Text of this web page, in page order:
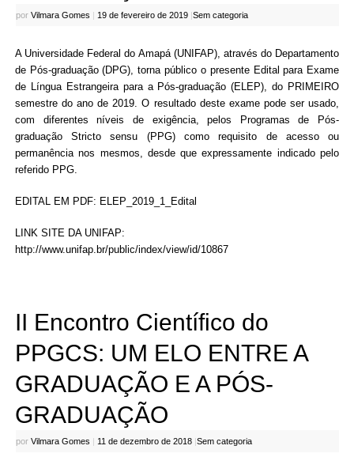
por Vilmara Gomes 19 de fevereiro de 2019 Sem categoria
A Universidade Federal do Amapá (UNIFAP), através do Departamento
de Pós-graduação (DPG), torna público o presente Edital para Exame
de Língua Estrangeira para a Pós-graduação (ELEP), do PRIMEIRO
semestre do ano de 2019. O resultado deste exame pode ser usado,
com diferentes níveis de exigência, pelos Programas de Pós-
graduação Stricto sensu (PPG) como requisito de acesso ou
permanência nos mesmos, desde que expressamente indicado pelo
referido PPG.
EDITAL EM PDF: ELEP_2019_1_Edital
LINK SITE DA UNIFAP:
http://www.unifap.br/public/index/view/id/10867
II Encontro Científico do
PPGCS: UM ELO ENTRE A
GRADUAÇÃO E A PÓS-
GRADUAÇÃO
por Vilmara Gomes | 11 de dezembro de 2018 |Sem categoria